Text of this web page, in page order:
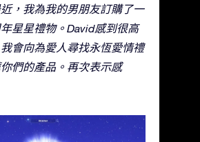
，我為我的男朋友訂購了一
星星禮物。David感到很高
會向為愛人尋找永恆愛情禮
們的產品。再次表示感